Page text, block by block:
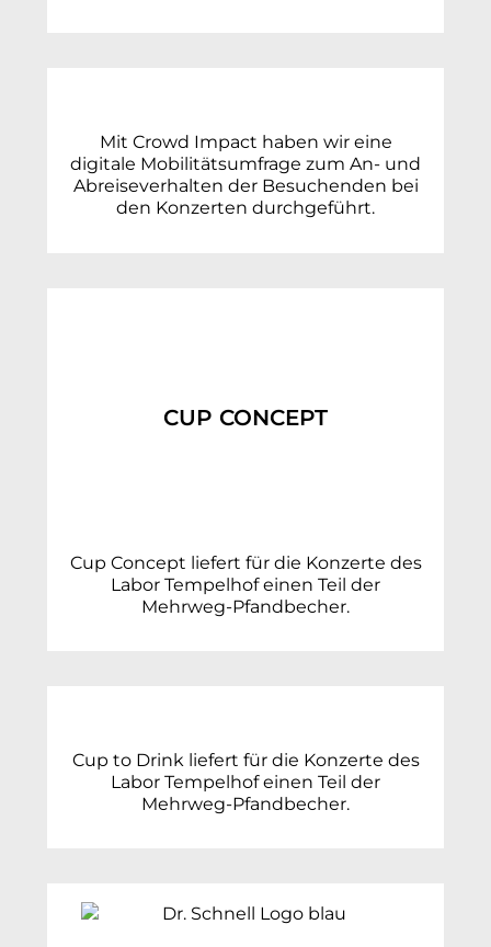
Mit Crowd Impact haben wir eine
digitale Mobilitätsumfrage zum An- und
Abreiseverhalten der Besuchenden bei
den Konzerten durchgeführt.
CUP CONCEPT
Cup Concept liefert für die Konzerte des
Labor Tempelhof einen Teil der
Mehrweg-Pfandbecher.
Cup to Drink liefert für die Konzerte des
Labor Tempelhof einen Teil der
Mehrweg-Pfandbecher.